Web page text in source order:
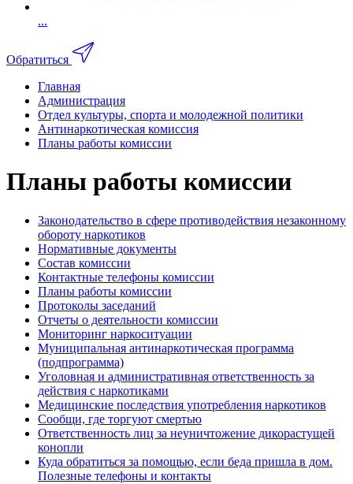
...
Обратиться
Главная
Администрация
Отдел культуры, спорта и молодежной политики
Антинаркотическая комиссия
Планы работы комиссии
Планы работы комиссии
Законодательство в сфере противодействия незаконному
обороту наркотиков
Нормативные документы
Состав комиссии
Контактные телефоны комиссии
Планы работы комиссии
Протоколы заседаний
Отчеты о деятельности комиссии
Мониторинг наркоситуации
Муниципальная антинаркотическая программа
(подпрограмма)
Уголовная и административная ответственность за
действия с наркотиками
Медицинские последствия употребления наркотиков
Сообщи, где торгуют смертью
Ответственность лиц за неуничтожение дикорастущей
конопли
Куда обратиться за помощью, если беда пришла в дом.
Полезные телефоны и контакты